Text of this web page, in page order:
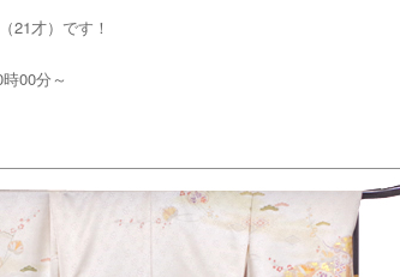
21才）です！
00分～